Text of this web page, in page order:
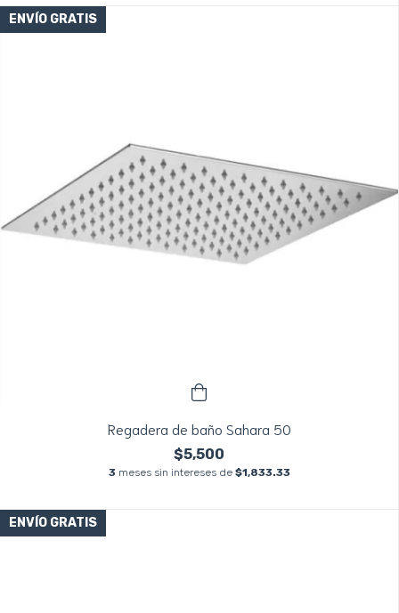
ENVÍO GRATIS
Regadera de baño Sahara 50
$5,500
3 meses sin intereses de $1,833.33
ENVÍO GRATIS